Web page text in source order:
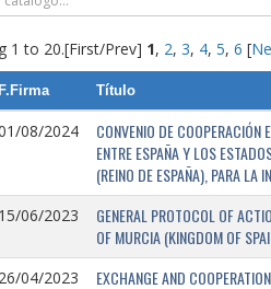
1 to 20.[First/Prev] 1, 2, 3, 4, 5, 6 [
F.Firma Título
08/2024
CONVENIO DE
ENTRE ESPAÑA Y LOS
(REINO DE ESPAÑA), PARA LA
15/06/2023
GENERAL PROTOCOL OF
OF MURCIA (KINGDOM OF
26/04/2023
EXCHANGE AND